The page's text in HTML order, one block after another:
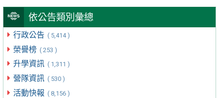
依公告類別彙總
行政公告 ( 5,414 )
榮譽榜 ( 253 )
升學資訊 ( 1,311 )
營隊資訊 ( 530 )
活動快報 ( 8,156 )